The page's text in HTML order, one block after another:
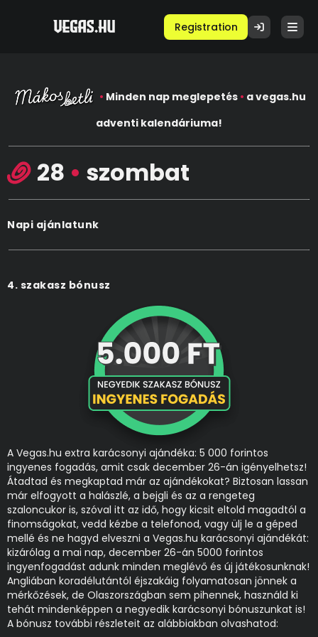
Registration
• Minden nap meglepetés • a vegas.hu
adventi kalendáriuma!
28 • szombat
Napi ajánlatunk
4. szakasz bónusz
A Vegas.hu extra karácsonyi ajándéka: 5 000 forintos
ingyenes fogadás, amit csak december 26-án igényelhetsz!
Átadtad és megkaptad már az ajándékokat? Biztosan lassan
már elfogyott a halászlé, a bejgli és az a rengeteg
szaloncukor is, szóval itt az idő, hogy kicsit eltold magadtól a
finomságokat, vedd kézbe a telefonod, vagy ülj le a géped
mellé és ne hagyd elveszni a Vegas.hu karácsonyi ajándékát:
kizárólag a mai nap, december 26-án 5000 forintos
ingyenfogadást adunk minden meglévő és új játékosunknak!
Angliában koradélutántól éjszakáig folyamatosan jönnek a
mérkőzések, de Olaszországban sem pihennek, használd ki
tehát mindenképpen a negyedik karácsonyi bónuszunkat is!
A bónusz további részleteit az alábbiakban olvashatod: